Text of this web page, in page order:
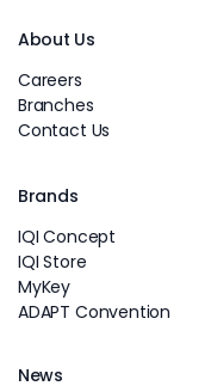
About Us
Careers
Branches
Contact Us
Brands
IQI Concept
IQI Store
MyKey
ADAPT Convention
News